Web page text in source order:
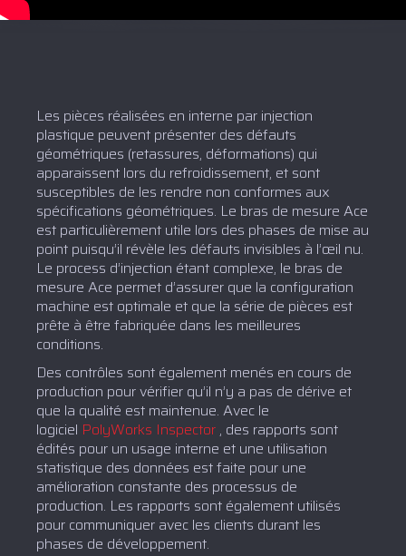
Les pièces réalisées en interne par injection
plastique peuvent présenter des défauts
géométriques (retassures, déformations) qui
apparaissent lors du refroidissement, et sont
susceptibles de les rendre non conformes aux
spécifications géométriques. Le bras de mesure Ace
est particulièrement utile lors des phases de mise au
point puisqu’il révèle les défauts invisibles à l’œil nu.
Le process d’injection étant complexe, le bras de
mesure Ace permet d’assurer que la configuration
machine est optimale et que la série de pièces est
prête à être fabriquée dans les meilleures
conditions.
Des contrôles sont également menés en cours de
production pour vérifier qu’il n’y a pas de dérive et
que la qualité est maintenue. Avec le
logiciel PolyWorks Inspector , des rapports sont
édités pour un usage interne et une utilisation
statistique des données est faite pour une
amélioration constante des processus de
production. Les rapports sont également utilisés
pour communiquer avec les clients durant les
phases de développement.